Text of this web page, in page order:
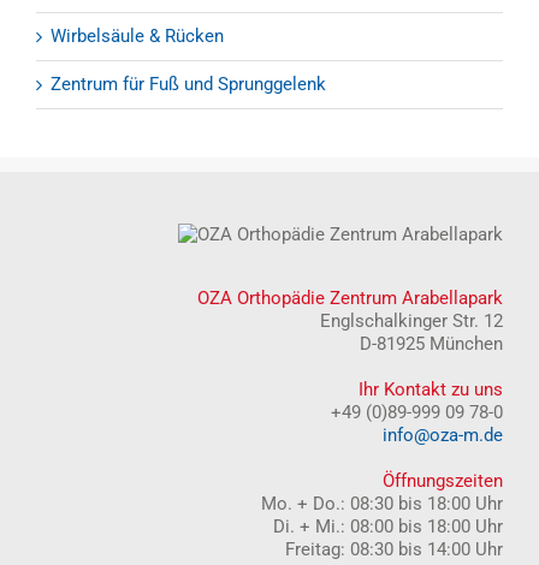
Wirbelsäule & Rücken
Zentrum für Fuß und Sprunggelenk
OZA Orthopädie Zentrum Arabellapark
Englschalkinger Str. 12
D-81925 München
Ihr Kontakt zu uns
+49 (0)89-999 09 78-0
info@oza-m.de
Öffnungszeiten
Mo. + Do.: 08:30 bis 18:00 Uhr
Di. + Mi.: 08:00 bis 18:00 Uhr
Freitag: 08:30 bis 14:00 Uhr